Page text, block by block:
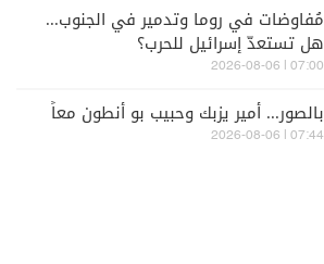
مُفاوضات في روما وتدمير في الجنوب...
هل تستعدّ إسرائيل للحرب؟
07:00 | 2026-08-06
بالصور... أمير يزبك وحبيب بو أنطون معاً
07:44 | 2026-08-06